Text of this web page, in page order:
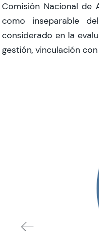
Comisión Nacional de
como inseparable
considerado en la
gestión, vinculación